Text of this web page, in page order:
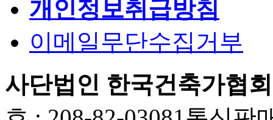
개인정보취급방침
이메일무단수집거부
사단법인 한국건축가협회